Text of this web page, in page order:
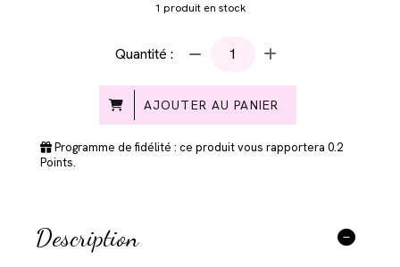
1 produit en stock
Quantité :
AJOUTER AU PANIER
Programme de fidélité : ce produit vous rapportera 0.2
Points.
Description